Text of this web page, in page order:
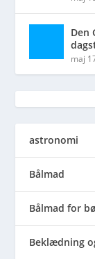
Den
maj
astronomi
Bålmad
Bålmad for
Beklædning